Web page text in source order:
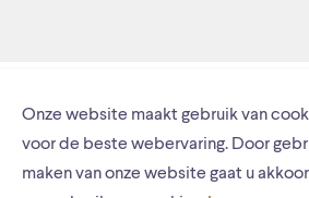
Onze website maakt gebruik van
voor de beste webervaring. Door
maken van onze website gaat u